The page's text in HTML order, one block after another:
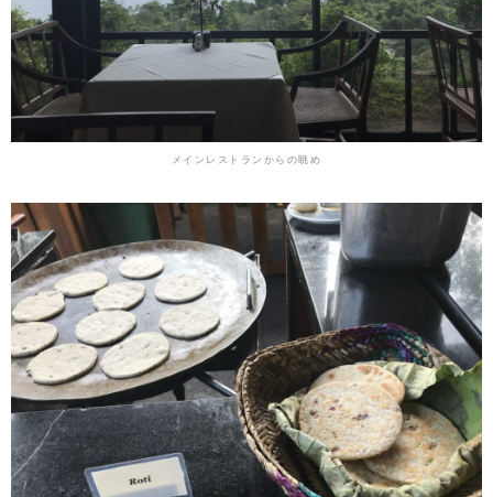
メインレストランからの眺め